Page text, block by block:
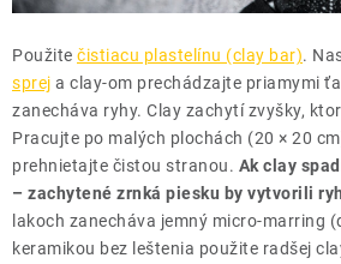
Použite čistiacu plastelínu (clay bar).
sprej a clay-om prechádzajte priamymi
zanecháva ryhy. Clay zachytí zvyšky,
Pracujte po malých plochách (20 × 20
prehnietajte čistou stranou. Ak clay
– zachytené zrnká piesku by vytvorili
lakoch zanecháva jemný micro-marring
keramikou bez leštenia použite radšej